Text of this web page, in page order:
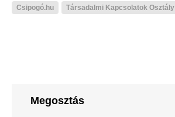
Csipogó.hu Társadalmi Kapcsolatok Osztály
Megosztás